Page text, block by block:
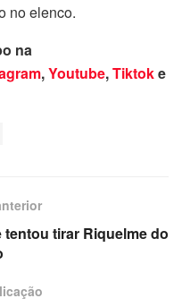
no elenco.
na
,Youtube,Tiktoke
tirar Riquelme do